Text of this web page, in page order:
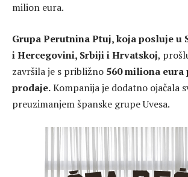
milion eura.
Grupa Perutnina Ptuj, koja posluje u
i Hercegovini, Srbiji i Hrvatskoj,
završila je s približno 560 miliona
prodaje.Kompanija je dodatno ojačala
preuzimanjem španske grupe Uvesa.